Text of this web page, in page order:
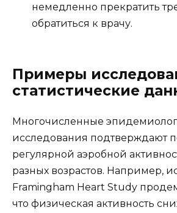
немедленно прекратить
обратиться к врачу.
Примеры
статистические
Многочисленные
исследования подтверждают
регулярной аэробной
разных возрастов. Например,
Framingham Heart Study
что физическая активность